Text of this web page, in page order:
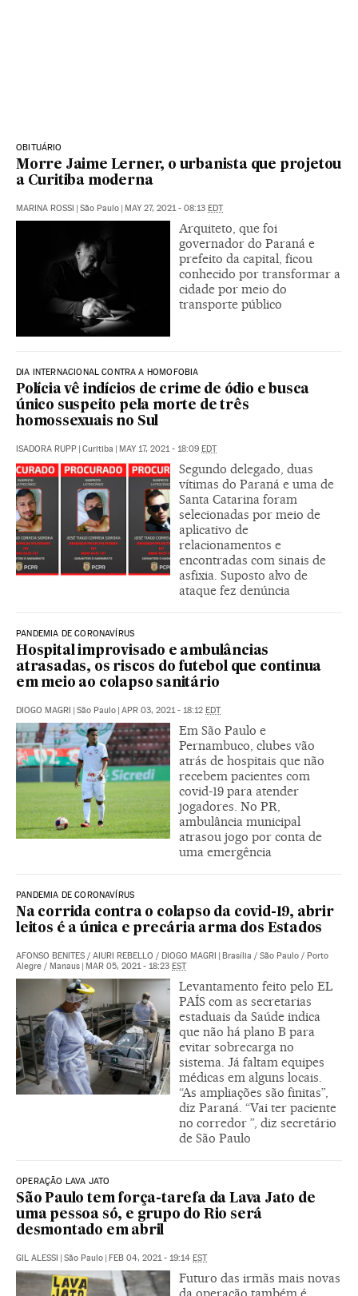
OBITUÁRIO
Morre Jaime Lerner, o urbanista que projetou
a Curitiba moderna
MARINA ROSSI São Paulo MAY 27, 2021 - 08:13 EDT
Arquiteto, que foi
governador do Paraná e
prefeito da capital, ficou
conhecido por transformar a
cidade por meio do
transporte público
DIA INTERNACIONAL CONTRA A HOMOFOBIA
Polícia vê indícios de crime de ódio e busca
único suspeito pela morte de três
homossexuais no Sul
ISADORA RUPP Curitiba MAY 17, 2021 - 18:09 EDT
Segundo delegado, duas
vítimas do Paraná e uma de
Santa Catarina foram
selecionadas por meio de
aplicativo de
relacionamentos e
encontradas com sinais de
asfixia. Suposto alvo de
ataque fez denúncia
PANDEMIA DE CORONAVÍRUS
Hospital improvisado e ambulâncias
atrasadas, os riscos do futebol que continua
em meio ao colapso sanitário
DIOGO MAGRI São Paulo APR 03, 2021 - 18:12 EDT
Em São Paulo e
Pernambuco, clubes vão
atrás de hospitais que não
recebem pacientes com
covid-19 para atender
jogadores. No PR,
ambulância municipal
atrasou jogo por conta de
uma emergência
PANDEMIA DE CORONAVÍRUS
Na corrida contra o colapso da covid-19, abrir
leitos é a única e precária arma dos Estados
AFONSO BENITES / AIURI REBELLO / DIOGO MAGRI
Brasília / São Paulo / Porto
Alegre / Manaus
MAR 05, 2021 - 18:23 EST
Levantamento feito pelo EL
PAÍS com as secretarias
estaduais da Saúde indica
que não há plano B para
evitar sobrecarga no
sistema. Já faltam equipes
médicas em alguns locais.
“As ampliações são finitas”,
diz Paraná. “Vai ter paciente
no corredor ”, diz secretário
de São Paulo
OPERAÇÃO LAVA JATO
São Paulo tem força-tarefa da Lava Jato de
uma pessoa só, e grupo do Rio será
desmontado em abril
GIL ALESSI São Paulo FEB 04, 2021 - 19:14 EST
Futuro das irmãs mais novas